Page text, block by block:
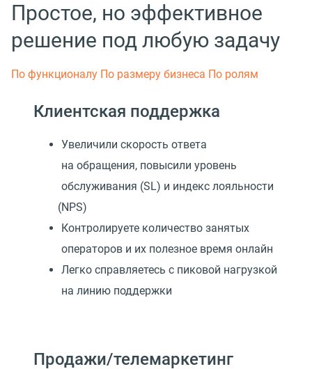
Простое, но эффективное
решение под любую задачу
По функционалу По размеру бизнеса По ролям
Клиентская поддержка
Увеличили скорость ответа
на обращения, повысили уровень
обслуживания (SL) и индекс лояльности
(NPS)
Контролируете количество занятых
операторов и их полезное время онлайн
Легко справляетесь с пиковой нагрузкой
на линию поддержки
Продажи/телемаркетинг